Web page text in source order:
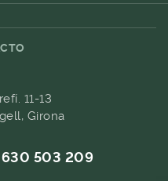
11-13
Girona
503 209